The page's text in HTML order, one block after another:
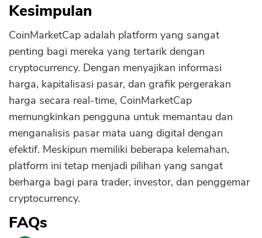
Kesimpulan
CoinMarketCap adalah platform yang sangat
penting bagi mereka yang tertarik dengan
cryptocurrency. Dengan menyajikan informasi
harga, kapitalisasi pasar, dan grafik pergerakan
harga secara real-time, CoinMarketCap
memungkinkan pengguna untuk memantau dan
menganalisis pasar mata uang digital dengan
efektif. Meskipun memiliki beberapa kelemahan,
platform ini tetap menjadi pilihan yang sangat
berharga bagi para trader, investor, dan penggemar
cryptocurrency.
FAQs